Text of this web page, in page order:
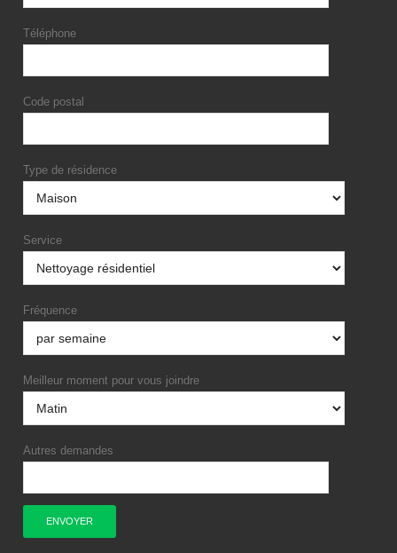
Téléphone
Code postal
Type de résidence
Service
Fréquence
Meilleur moment pour vous joindre
Autres demandes